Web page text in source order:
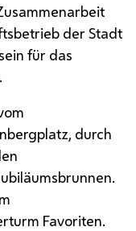
der Stadt
für das
durch
Favoriten.